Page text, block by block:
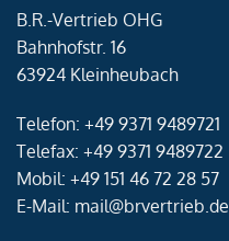
B.R.-Vertrieb OHG
Bahnhofstr. 16
63924 Kleinheubach
Telefon: +49 9371 9489721
Telefax: +49 9371 9489722
Mobil: +49 151 46 72 28 57
E-Mail: mail@brvertrieb.de